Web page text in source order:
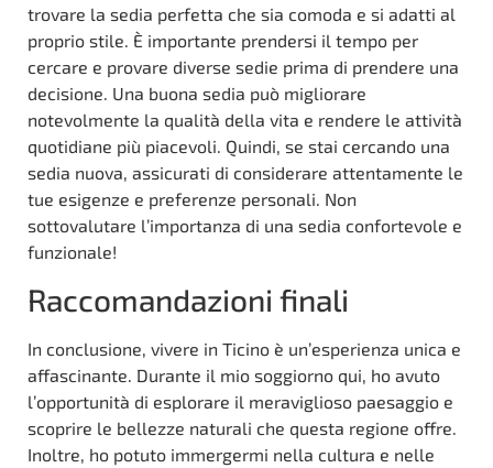
trovare la sedia perfetta che sia comoda e si adatti al
proprio stile. È importante prendersi il tempo per
cercare e provare diverse sedie prima di prendere una
decisione. Una buona sedia può migliorare
notevolmente la qualità della vita e rendere le attività
quotidiane più piacevoli. Quindi, se stai cercando una
sedia nuova, assicurati di considerare attentamente le
tue esigenze e preferenze personali. Non
sottovalutare l’importanza di una sedia confortevole e
funzionale!
Raccomandazioni finali
In conclusione, vivere in Ticino è un’esperienza unica e
affascinante. Durante il mio soggiorno qui, ho avuto
l’opportunità di esplorare il meraviglioso paesaggio e
scoprire le bellezze naturali che questa regione offre.
Inoltre, ho potuto immergermi nella cultura e nelle